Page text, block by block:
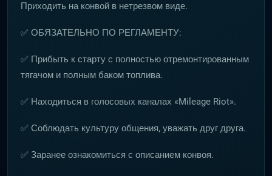
Приходить на конвой в нетрезвом виде.
✅ ОБЯЗАТЕЛЬНО ПО РЕГЛАМЕНТУ:
✅ Прибыть к старту с полностью отремонтированным
тягачом и полным баком топлива.
✅ Находиться в голосовых каналах «Mileage Riot».
✅ Соблюдать культуру общения, уважать друг друга.
✅ Заранее ознакомиться с описанием конвоя.